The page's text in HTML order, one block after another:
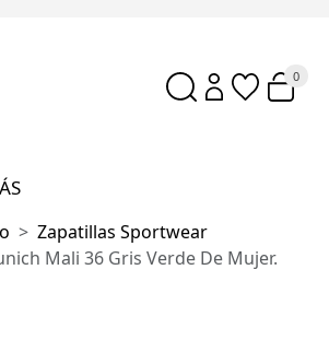
0
Zapatillas Sportwear
Mali 36 Gris Verde De Mujer.